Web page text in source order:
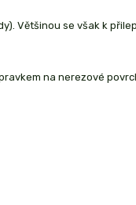
Většinou se však k
na nerezové